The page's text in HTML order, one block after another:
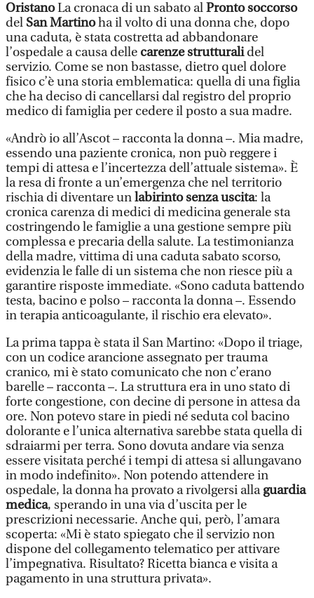
OristanoLa cronaca di un sabato alPronto soccorso
del San Martinoha il volto di una donna che, dopo
una caduta, è stata costretta ad abbandonare
l’ospedale a causa delle carenze strutturalidel
servizio. Come se non bastasse, dietro quel dolore
fisico c’è una storia emblematica: quella di una figlia
che ha deciso di cancellarsi dal registro del proprio
medico di famiglia per cedere il posto a sua madre.
«Andrò io all’Ascot – racconta la donna –. Mia madre,
essendo una paziente cronica, non può reggere i
tempi di attesa e l’incertezza dell’attuale sistema». È
la resa di fronte a un’emergenza che nel territorio
rischia di diventare unlabirinto senza uscita: la
cronica carenza di medici di medicina generale sta
costringendo le famiglie a una gestione sempre più
complessa e precaria della salute. La testimonianza
della madre, vittima di una caduta sabato scorso,
evidenzia le falle di un sistema che non riesce più a
garantire risposte immediate. «Sono caduta battendo
testa, bacino e polso – racconta la donna –. Essendo
in terapia anticoagulante, il rischio era elevato».
La prima tappa è stata il San Martino: «Dopo il triage,
con un codice arancione assegnato per trauma
cranico, mi è stato comunicato che non c’erano
barelle – racconta –. La struttura era in uno stato di
forte congestione, con decine di persone in attesa da
ore. Non potevo stare in piedi né seduta col bacino
dolorante e l’unica alternativa sarebbe stata quella di
sdraiarmi per terra. Sono dovuta andare via senza
essere visitata perché i tempi di attesa si allungavano
in modo indefinito». Non potendo attendere in
ospedale, la donna ha provato a rivolgersi allaguardia
medica, sperando in una via d’uscita per le
prescrizioni necessarie. Anche qui, però, l’amara
scoperta: «Mi è stato spiegato che il servizio non
dispone del collegamento telematico per attivare
l’impegnativa. Risultato? Ricetta bianca e visita a
pagamento in una struttura privata».